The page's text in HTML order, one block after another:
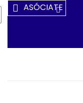
Ir
Al
ASÓCIATE